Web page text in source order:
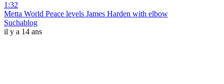
1:32
Metta World Peace levels James Harden with elbow
Suchablog
il y a 14 ans